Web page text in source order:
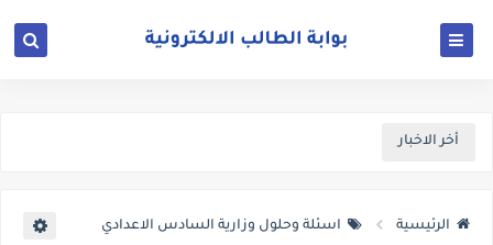
أخر الاخبار
الرئيسية اسئلة وحلول وزارية السادس الاعدادي